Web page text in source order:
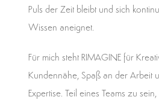
Puls der Zeit bleibt und sich
Wissen aneignet.
Für mich steht RIMAGINE für
Kundennähe, Spaß an der Arbeit
Expertise. Teil eines Teams zu